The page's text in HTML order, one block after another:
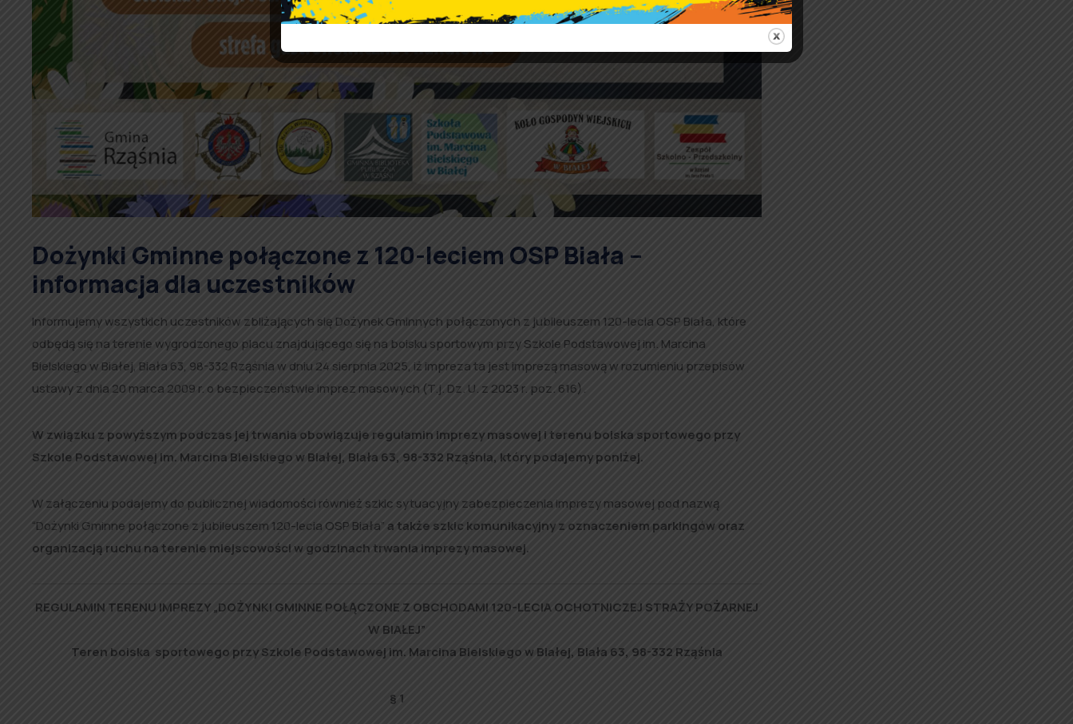
Dożynki Gminne połączone z 120-leciem OSP Biała –
informacja dla uczestników
Informujemy wszystkich uczestników zbliżających się Dożynek Gminnych połączonych z jubileuszem 120-lecia OSP Biała, które
odbędą się na terenie wygrodzonego placu znajdującego się na boisku sportowym przy Szkole Podstawowej im. Marcina
Bielskiego w Białej, Biała 63, 98-332 Rząśnia w dniu 24 sierpnia 2025, iż impreza ta jest imprezą masową w rozumieniu przepisów
ustawy z dnia 20 marca 2009 r. o bezpieczeństwie imprez masowych (T.j. Dz. U. z 2023 r. poz. 616).
W związku z powyższym podczas jej trwania obowiązuje regulamin imprezy masowej i terenu boiska sportowego przy
Szkole Podstawowej im. Marcina Bielskiego w Białej, Biała 63, 98-332 Rząśnia, który podajemy poniżej.
W załączeniu podajemy do publicznej wiadomości również szkic sytuacyjny zabezpieczenia imprezy masowej pod nazwą
“Dożynki Gminne połączone z jubileuszem 120-lecia OSP Biała”a także szkic komunikacyjny z oznaczeniem parkingów oraz
organizacją ruchu na terenie miejscowości w godzinach trwania imprezy masowej.
REGULAMIN TERENU IMPREZY „DOŻYNKI GMINNE POŁĄCZONE Z OBCHODAMI 120-LECIA OCHOTNICZEJ STRAŻY POŻARNEJ
W BIAŁEJ”
Teren boiska sportowego przy Szkole Podstawowej im. Marcina Bielskiego w Białej, Biała 63, 98-332 Rząśnia
§ 1